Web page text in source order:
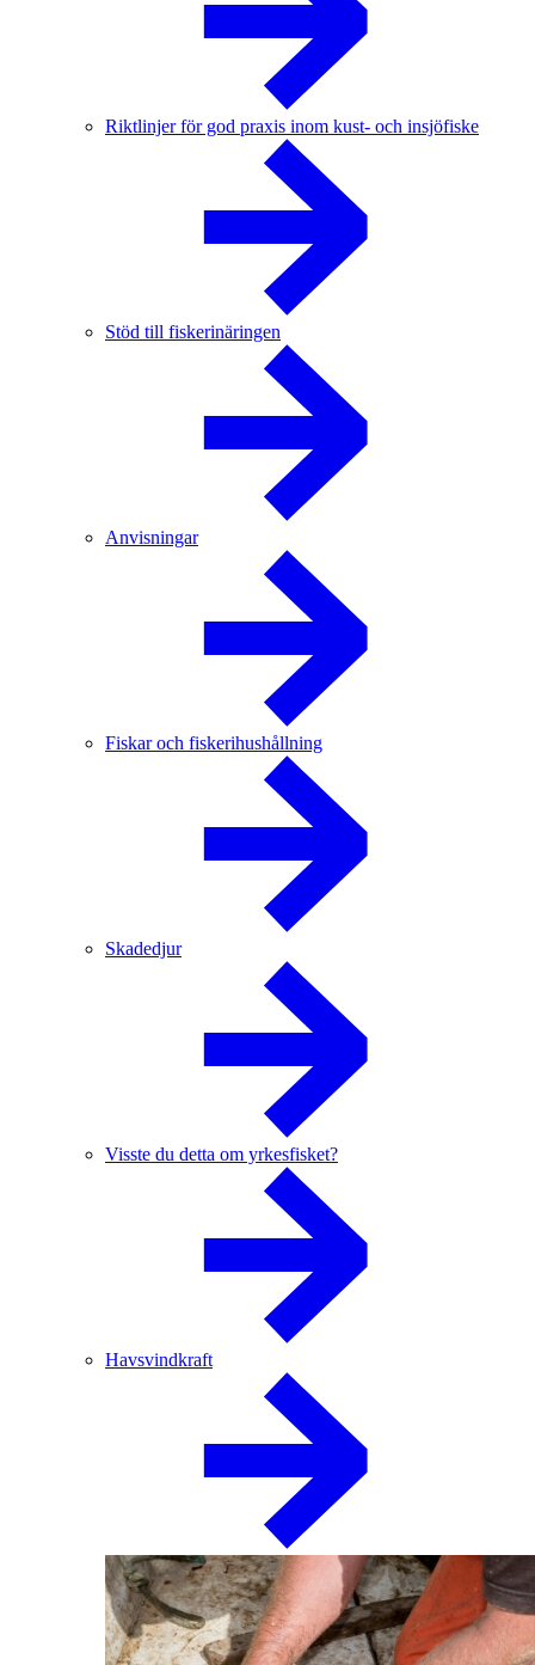
Riktlinjer för god praxis inom kust- och insjöfiske
Stöd till fiskerinäringen
Anvisningar
Fiskar och fiskerihushållning
Skadedjur
Visste du detta om yrkesfisket?
Havsvindkraft